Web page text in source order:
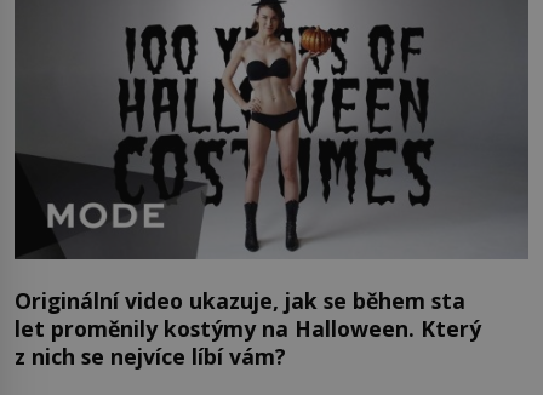
Originální video ukazuje, jak se během sta
let proměnily kostýmy na Halloween. Který
z nich se nejvíce líbí vám?